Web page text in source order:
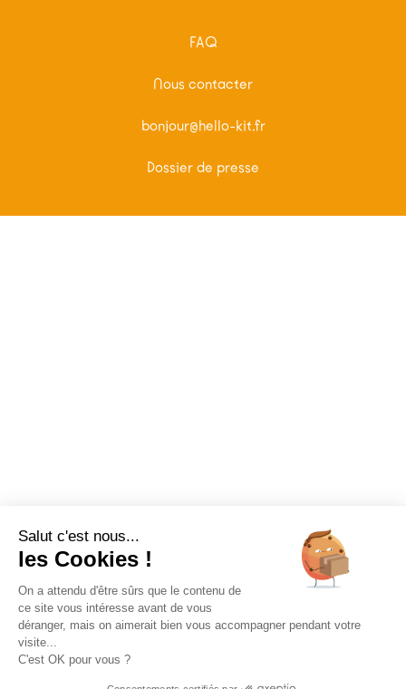
FAQ
Nous contacter
bonjour@hello-kit.fr
Dossier de presse
Salut c'est nous...
les Cookies !
On a attendu d'être sûrs que le contenu de
ce site vous intéresse avant de vous
déranger, mais on aimerait bien vous accompagner pendant votre
visite...
C'est OK pour vous ?